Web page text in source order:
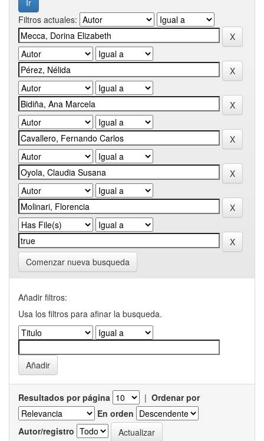
Filtros actuales:
Comenzar nueva busqueda
Añadir filtros:
Usa los filtros para afinar la busqueda.
Resultados por página | Ordenar por
En orden
Autor/registro